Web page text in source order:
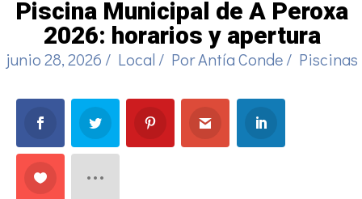
Piscina Municipal de A Peroxa
2026: horarios y apertura
junio 28, 2026 / Local / PorAntía Conde/ Piscinas